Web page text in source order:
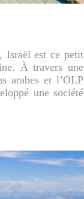
Israël est ce petit
À travers une
arabes et l’OLP
une société